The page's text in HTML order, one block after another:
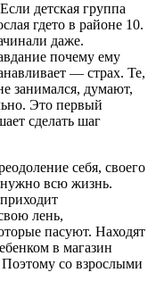
детская группа
где­то в районе 10.
даже.
почему ему
— страх. Те,
занимался, думают,
Это первый
сделать шаг
себя, своего
нужно всю жизнь.
лень,
пасуют. Находят
в магазин
со взрослыми